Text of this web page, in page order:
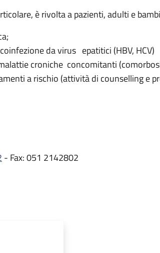
è rivolta a pazienti, adulti e
da virus epatitici (HBV, HCV)
croniche concomitanti
a rischio (attività di counselling e
nazionali e internazionali relativi
dei farmaci antiretrovirali.
da HIV, svolgendo un’attività
e distribuzione della terapia
(erogati dalla Farmacia Ospedaliera
- Fax: 051 2142802